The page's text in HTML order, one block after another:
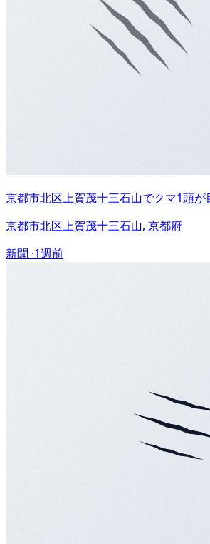
京都市北区上賀茂十三石山でクマ1頭が
京都市北区上賀茂十三石山, 京都府
新聞 ·1週前